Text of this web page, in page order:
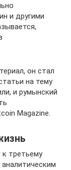
и другими
он стал
на тему
и румынский
Magazine.
третьему